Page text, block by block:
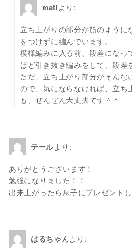
matiより:
立ち上がりの部分が筋のように
をつけずに編んでいます。
模様編みに入る前、段差になっ
ほど引き抜き編みをして、段差
ただ、立ち上がり部分がそんな
ので、気にならなければ、立ち
も、ぜんぜん大丈夫です＾＾
テールより:
ありがとうございます！
勉強になりました！！
出来上がったら息子にプレゼント
はるちゃんより: